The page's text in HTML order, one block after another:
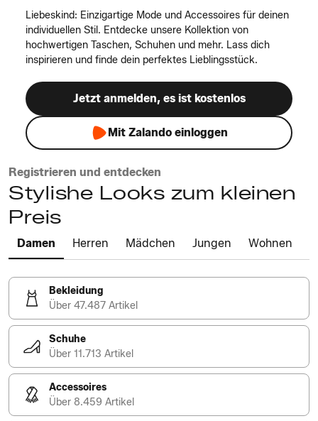
Liebeskind: Einzigartige Mode und Accessoires für deinen
individuellen Stil. Entdecke unsere Kollektion von
hochwertigen Taschen, Schuhen und mehr. Lass dich
inspirieren und finde dein perfektes Lieblingsstück.
Jetzt anmelden, es ist kostenlos
Mit Zalando einloggen
Registrieren und entdecken
Stylishe Looks zum kleinen
Preis
Damen Herren Mädchen Jungen Wohnen
Bekleidung
Über 47.487 Artikel
Schuhe
Über 11.713 Artikel
Accessoires
Über 8.459 Artikel